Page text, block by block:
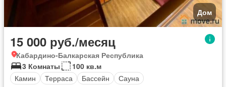
Дом
15 000 руб./месяц
Кабардино-Балкарская Республика
3 Комнаты
100 кв.м
Камин
Терраса Бассейн Сауна